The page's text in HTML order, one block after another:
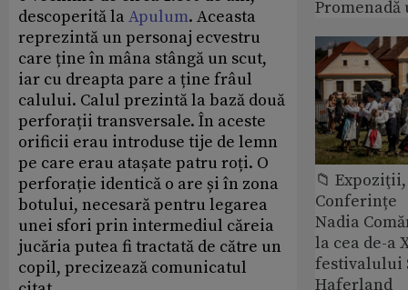
descoperită la Apulum. Aceasta
reprezintă un personaj ecvestru
care ține în mâna stângă un scut,
iar cu dreapta pare a ține frâul
calului. Calul prezintă la bază două
perforații transversale. În aceste
orificii erau introduse tije de lemn
pe care erau atașate patru roți. O
perforație identică o are și în zona
botului, necesară pentru legarea
unei sfori prin intermediul căreia
jucăria putea fi tractată de către un
copil, precizează comunicatul
Promenadă
📁
Conferințe
Nadia
la cea de-a
festivalului
Haferland